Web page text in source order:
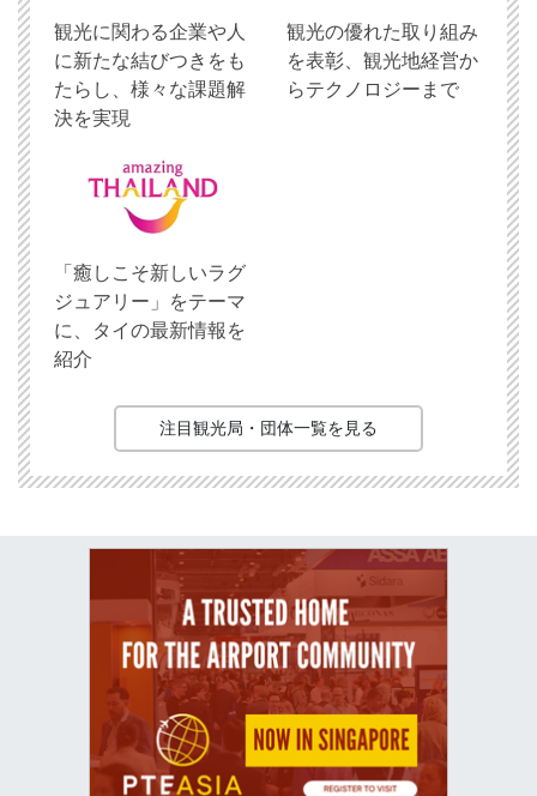
観光に関わる企業や人
に新たな結びつきをも
たらし、様々な課題解
決を実現
観光の優れた取り組み
を表彰、観光地経営か
らテクノロジーまで
「癒しこそ新しいラグ
ジュアリー」をテーマ
に、タイの最新情報を
紹介
注目観光局・団体一覧を見る